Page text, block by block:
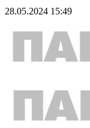
28.05.2024 15:49